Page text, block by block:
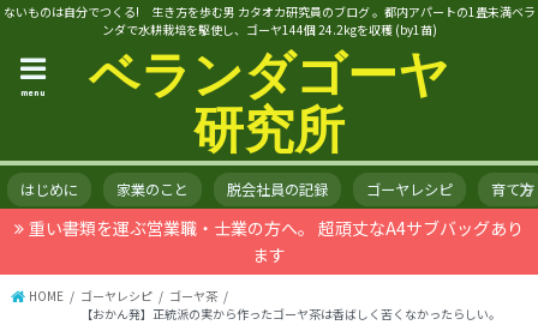
ないものは自分でつくる! 生き方を歩む男 カタオカ研究員のブログ 。都内アパートの1畳未満ベラ
ンダで水耕栽培を駆使し、ゴーヤ144個 24.2kgを収穫 (by1苗)
ベランダゴーヤ
研究所
menu
はじめに 家業のこと 脱会社員の記録 ゴーヤレシピ 育て方
重い書類を運ぶ営業職・士業の方へ。 超頑丈なA4サブバッグあり
ます
HOME ゴーヤレシピ
ゴーヤ茶
【おかん発】正統派の実から作ったゴーヤ茶は香ばしく苦くなかったらしい。